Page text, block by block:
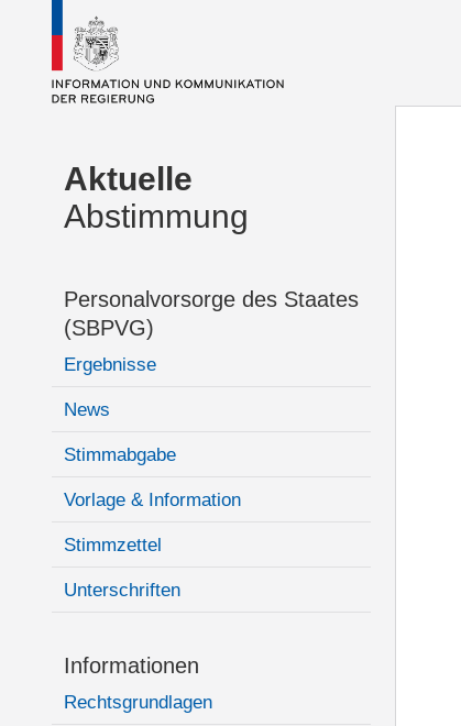
Aktuelle
Abstimmung
Personalvorsorge des Staates
(SBPVG)
Ergebnisse
News
Stimmabgabe
Vorlage & Information
Stimmzettel
Unterschriften
Informationen
Rechtsgrundlagen